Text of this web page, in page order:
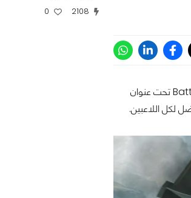
بعد أكثر من ستة أشهر من الإطلاق الرسمي، استوديو EA DICE يكشف رسميًا عن الموسم الأول من لعبة Battlefield 2042 تحت عنوان
2108
0